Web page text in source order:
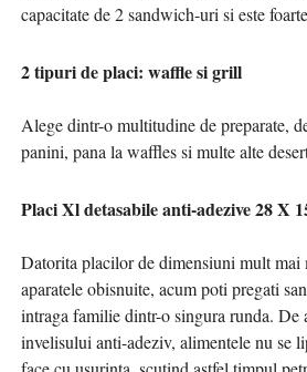
capacitate de 2 sandwich-uri si este
2 tipuri de placi: waffle si grill
Alege dintr-o multitudine de preparate,
panini, pana la waffles si multe alte
Placi Xl detasabile anti-adezive 28 X
Datorita placilor de dimensiuni mult mai
aparatele obisnuite, acum poti pregati
intraga familie dintr-o singura runda. De
invelisului anti-adeziv, alimentele nu se